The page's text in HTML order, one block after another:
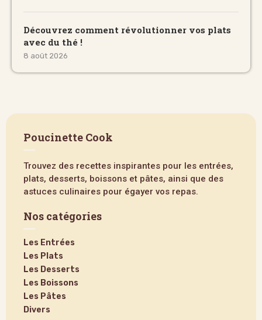
Découvrez comment révolutionner vos plats
avec du thé !
8 août 2026
Poucinette Cook
Trouvez des recettes inspirantes pour les entrées,
plats, desserts, boissons et pâtes, ainsi que des
astuces culinaires pour égayer vos repas.
Nos catégories
Les Entrées
Les Plats
Les Desserts
Les Boissons
Les Pâtes
Divers